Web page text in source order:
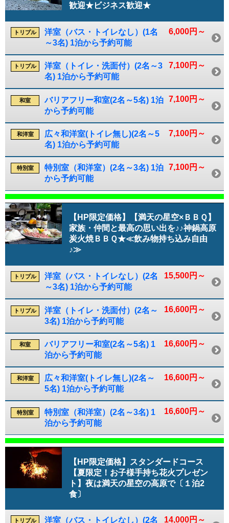
歓迎★ビジネス歓迎★
6,000円～
トリプル
洋室（バス・トイレなし）(1名
～3名) 1泊から予約可能
7,100円～
トリプル
洋室（トイレ・洗面付）(2名～3
名) 1泊から予約可能
7,100円～
和室
バリアフリー和室(2名～5名) 1泊
から予約可能
7,100円～
和洋室
広々和洋室(トイレ無し)(2名～5
名) 1泊から予約可能
7,100円～
特別室
特別室（和洋室）(2名～3名) 1泊
から予約可能
【HP限定価格】【満天の星空×ＢＢＱ】
家族・仲間と最高の思い出を♪♪神鍋高原
炭火焼ＢＢＱ★≪飲み物持ち込み自由
♪≫
15,500円～
トリプル
洋室（バス・トイレなし）(2名
～3名) 1泊から予約可能
16,600円～
トリプル
洋室（トイレ・洗面付）(2名～
3名) 1泊から予約可能
16,600円～
和室
バリアフリー和室(2名～5名) 1
泊から予約可能
16,600円～
和洋室
広々和洋室(トイレ無し)(2名～
5名) 1泊から予約可能
16,600円～
特別室
特別室（和洋室）(2名～3名) 1
泊から予約可能
【HP限定価格】スタンダードコース
【夏限定！お子様手持ち花火プレゼン
ト】夜は満天の星空の高原で〔１泊2
食〕
14,000円～
トリプル 洋室（バス・トイレなし）(2名